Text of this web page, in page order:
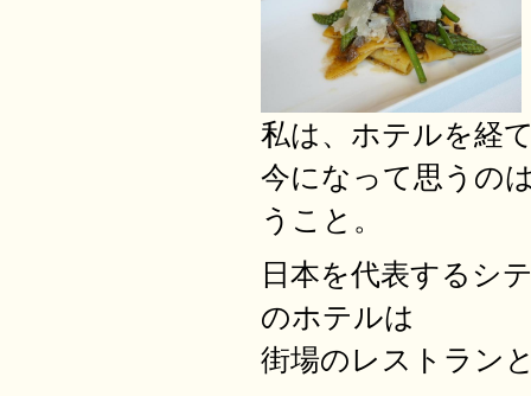
私は、ホテルを経
今になって思うの
うこと。
日本を代表するシ
のホテルは
街場のレストラン